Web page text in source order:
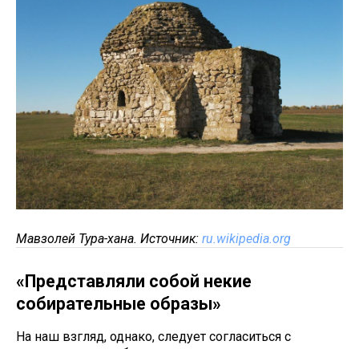
Мавзолей Тура-хана. Источник: ru.wikipedia.org
«Представляли собой некие
собирательные образы»
На наш взгляд, однако, следует согласиться с